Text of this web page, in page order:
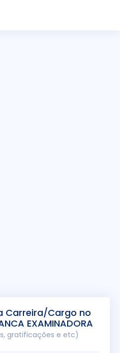
Carreira/Cargo no
EXAMINADORA
gratificações e etc)